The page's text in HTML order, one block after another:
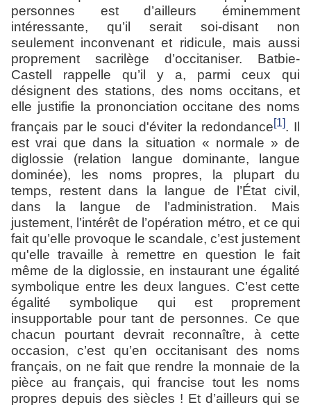
personnes est d’ailleurs éminemment
intéressante, qu’il serait soi-disant non
seulement inconvenant et ridicule, mais aussi
proprement sacrilège d’occitaniser. Batbie-
Castell rappelle qu’il y a, parmi ceux qui
désignent des stations, des noms occitans, et
elle justifie la prononciation occitane des noms
français par le souci d'éviter la redondance[1]. Il
est vrai que dans la situation « normale » de
diglossie (relation langue dominante, langue
dominée), les noms propres, la plupart du
temps, restent dans la langue de l’État civil,
dans la langue de l’administration. Mais
justement, l’intérêt de l’opération métro, et ce qui
fait qu’elle provoque le scandale, c’est justement
qu'elle travaille à remettre en question le fait
même de la diglossie, en instaurant une égalité
symbolique entre les deux langues. C’est cette
égalité symbolique qui est proprement
insupportable pour tant de personnes. Ce que
chacun pourtant devrait reconnaître, à cette
occasion, c’est qu’en occitanisant des noms
français, on ne fait que rendre la monnaie de la
pièce au français, qui francise tout les noms
propres depuis des siècles ! Et d’ailleurs qui se